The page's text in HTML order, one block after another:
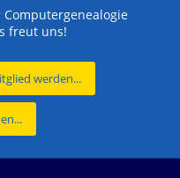
freut uns!
werden...